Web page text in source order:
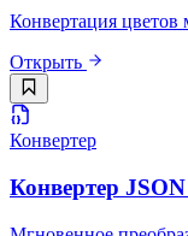
Конвертация
Открыть
Конвертер
Конвертер